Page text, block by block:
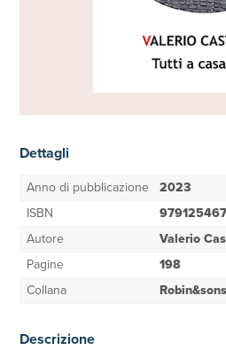
Dettagli
Anno di pubblicazione 2023
ISBN
Autore
Valerio
Pagine
198
Collana
Robin&sons
Descrizione